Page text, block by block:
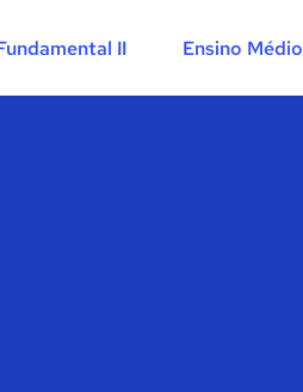
II Ensino Médio